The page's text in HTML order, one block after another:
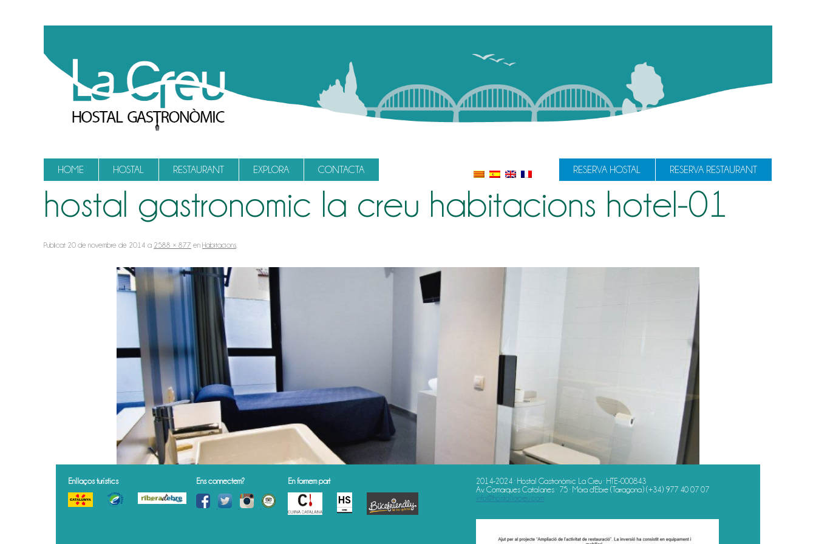
HOME HOSTAL RESTAURANT EXPLORA CONTACTA RESERVA RESTAURANT
RESERVA HOSTAL
hostal gastronomic la creu habitacions hotel-01
Publicat 20 de novembre de 2014 a 2588 × 877 en Habitacions
Enllaços turístics Ens connectem? En formem part
2014-2024 · Hostal Gastronòmic La Creu · HTE-000843
Av. Comarques Catalanes · 75 · Móra d'Ebre (Tarragona) (+34) 977 40 07 07
info@hostallacreu.com